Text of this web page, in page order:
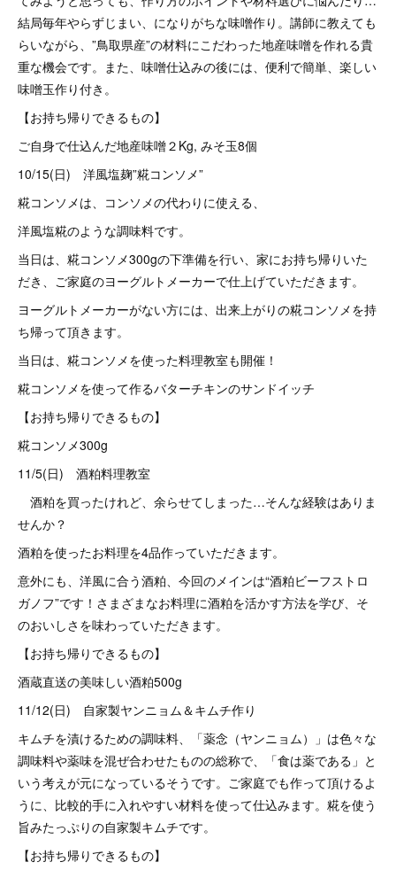
結局毎年やらずじまい、になりがちな味噌作り。講師に教えても
らいながら、”鳥取県産”の材料にこだわった地産味噌を作れる貴
重な機会です。また、味噌仕込みの後には、便利で簡単、楽しい
味噌玉作り付き。
【お持ち帰りできるもの】
ご自身で仕込んだ地産味噌２Kg, みそ玉8個
10/15(日) 洋風塩麹”糀コンソメ”
糀コンソメは、コンソメの代わりに使える、
洋風塩糀のような調味料です。
当日は、糀コンソメ300gの下準備を行い、家にお持ち帰りいた
だき、ご家庭のヨーグルトメーカーで仕上げていただきます。
ヨーグルトメーカーがない方には、出来上がりの糀コンソメを持
ち帰って頂きます。
当日は、糀コンソメを使った料理教室も開催！
糀コンソメを使って作るバターチキンのサンドイッチ
【お持ち帰りできるもの】
糀コンソメ300g
11/5(日) 酒粕料理教室
酒粕を買ったけれど、余らせてしまった…そんな経験はありま
せんか？
酒粕を使ったお料理を4品作っていただきます。
意外にも、洋風に合う酒粕、今回のメインは“酒粕ビーフストロ
ガノフ”です！さまざまなお料理に酒粕を活かす方法を学び、そ
のおいしさを味わっていただきます。
【お持ち帰りできるもの】
酒蔵直送の美味しい酒粕500g
11/12(日) 自家製ヤンニョム＆キムチ作り
キムチを漬けるための調味料、「薬念（ヤンニョム）」は色々な
調味料や薬味を混ぜ合わせたものの総称で、「食は薬である」と
いう考えが元になっているそうです。ご家庭でも作って頂けるよ
うに、比較的手に入れやすい材料を使って仕込みます。糀を使う
旨みたっぷりの自家製キムチです。
【お持ち帰りできるもの】